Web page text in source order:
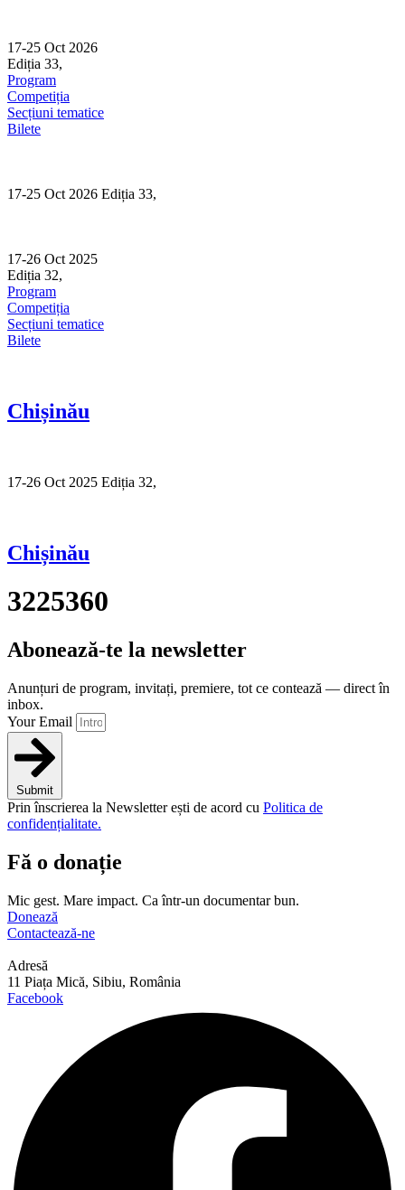
content
17-25 Oct 2026
Ediția 33,
Program
Competiția
Secțiuni tematice
Bilete
17-25 Oct 2026 Ediția 33,
17-26 Oct 2025
Ediția 32,
Program
Competiția
Secțiuni tematice
Bilete
Chișinău
17-26 Oct 2025 Ediția 32,
Chișinău
3225360
Abonează-te la newsletter
Anunțuri de program, invitați, premiere, tot ce contează — direct în
inbox.
Your Email
Submit
Prin înscrierea la Newsletter ești de acord cu Politica de
confidențialitate.
Fă o donație
Mic gest. Mare impact. Ca într-un documentar bun.
Donează
Contactează-ne
Adresă
11 Piața Mică, Sibiu, România
Facebook